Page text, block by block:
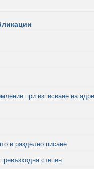
при изписване на
и разделно писане
степен